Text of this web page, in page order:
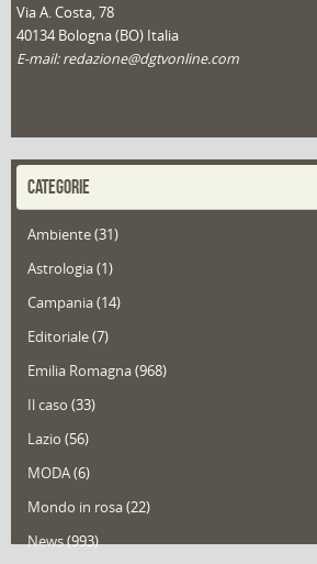
Via A. Costa, 78
40134 Bologna (BO) Italia
E-mail: redazione@dgtvonline.com
CATEGORIE
Ambiente(31)
Astrologia(1)
Campania(14)
Editoriale(7)
Emilia Romagna(968)
Il caso (33)
Lazio (56)
MODA(6)
Mondo in rosa(22)
News(993)